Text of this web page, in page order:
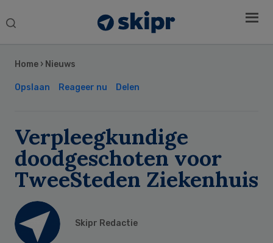
Search
Home › Nieuws
Opslaan Reageer nu Delen
Verpleegkundige
doodgeschoten voor
TweeSteden Ziekenhuis
Skipr Redactie
Sidebar